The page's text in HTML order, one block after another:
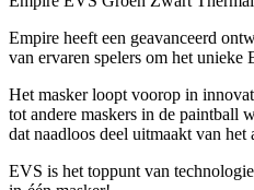
Empire heeft een geavanceerd
van ervaren spelers om het unieke
Het masker loopt voorop in
tot andere maskers in de paintball
dat naadloos deel uitmaakt van het
EVS is het toppunt van
in-één masker!